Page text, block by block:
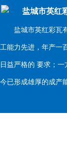
盐城市英红
盐城市英红彩瓦有
工能力先进，年产
日益严格的 要求；
今已形成雄厚的成